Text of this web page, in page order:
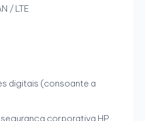
/ LTE
digitais (consoante a
corporativa HP